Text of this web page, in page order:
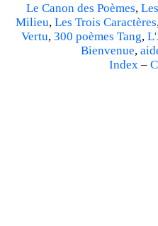
Le Canon des Poèmes,
Milieu, Les Trois Caractères
Vertu, 300 poèmes Tang,
Bienvenue,
Index –